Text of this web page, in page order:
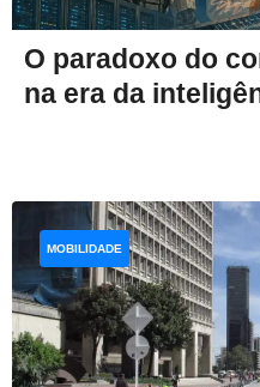
O paradoxo do
na era da
MOBILIDADE